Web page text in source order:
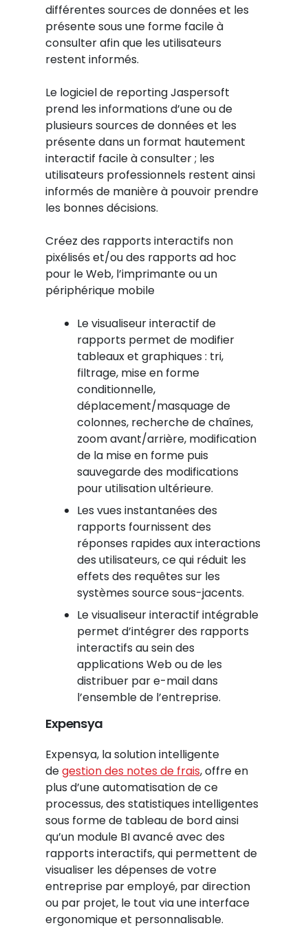
différentes sources de données et les
présente sous une forme facile à
consulter afin que les utilisateurs
restent informés.
Le logiciel de reporting Jaspersoft
prend les informations d’une ou de
plusieurs sources de données et les
présente dans un format hautement
interactif facile à consulter ; les
utilisateurs professionnels restent ainsi
informés de manière à pouvoir prendre
les bonnes décisions.
Créez des rapports interactifs non
pixélisés et/ou des rapports ad hoc
pour le Web, l’imprimante ou un
périphérique mobile
Le visualiseur interactif de
rapports permet de modifier
tableaux et graphiques : tri,
filtrage, mise en forme
conditionnelle,
déplacement/masquage de
colonnes, recherche de chaînes,
zoom avant/arrière, modification
de la mise en forme puis
sauvegarde des modifications
pour utilisation ultérieure.
Les vues instantanées des
rapports fournissent des
réponses rapides aux interactions
des utilisateurs, ce qui réduit les
effets des requêtes sur les
systèmes source sous-jacents.
Le visualiseur interactif intégrable
permet d’intégrer des rapports
interactifs au sein des
applications Web ou de les
distribuer par e-mail dans
l’ensemble de l’entreprise.
Expensya
Expensya, la solution intelligente
degestion des notes de frais, offre en
plus d’une automatisation de ce
processus, des statistiques intelligentes
sous forme de tableau de bord ainsi
qu’un module BI avancé avec des
rapports interactifs, qui permettent de
visualiser les dépenses de votre
entreprise par employé, par direction
ou par projet, le tout via une interface
ergonomique et personnalisable.